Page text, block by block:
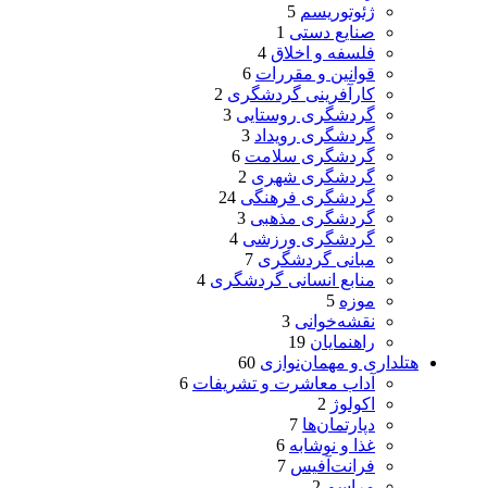
ژئوتوریسم 5
صنایع دستی 1
فلسفه و اخلاق 4
قوانین و مقررات 6
کارآفرینی گردشگری 2
گردشگری روستایی 3
گردشگری رویداد 3
گردشگری سلامت 6
گردشگری شهری 2
گردشگری فرهنگی 24
گردشگری مذهبی 3
گردشگری ورزشی 4
مبانی گردشگری 7
منابع انسانی گردشگری 4
موزه 5
نقشه‌خوانی 3
راهنمایان 19
هتلداری و مهمان‌نوازی 60
آداب معاشرت و تشریفات 6
اکولوژ 2
دپارتمان‌ها 7
غذا و نوشابه 6
فرانت‌آفیس 7